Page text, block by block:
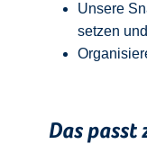
Unsere
setzen
Das passt